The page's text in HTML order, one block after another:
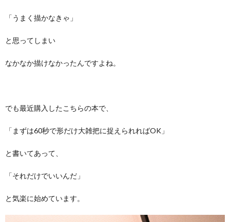
「うまく描かなきゃ」
と思ってしまい
なかなか描けなかったんですよね。
でも最近購入したこちらの本で、
「まずは60秒で形だけ大雑把に捉えられればOK」
と書いてあって、
「それだけでいいんだ」
と気楽に始めています。